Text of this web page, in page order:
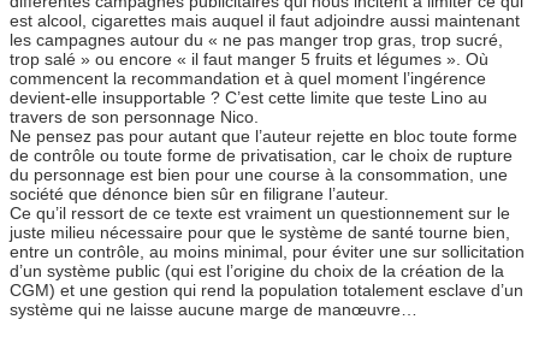
est alcool, cigarettes mais auquel il faut adjoindre aussi maintenant
les campagnes autour du « ne pas manger trop gras, trop sucré,
trop salé » ou encore « il faut manger 5 fruits et légumes ». Où
commencent la recommandation et à quel moment l’ingérence
devient-elle insupportable ? C’est cette limite que teste Lino au
travers de son personnage Nico.
Ne pensez pas pour autant que l’auteur rejette en bloc toute forme
de contrôle ou toute forme de privatisation, car le choix de rupture
du personnage est bien pour une course à la consommation, une
société que dénonce bien sûr en filigrane l’auteur.
Ce qu’il ressort de ce texte est vraiment un questionnement sur le
juste milieu nécessaire pour que le système de santé tourne bien,
entre un contrôle, au moins minimal, pour éviter une sur sollicitation
d’un système public (qui est l’origine du choix de la création de la
CGM) et une gestion qui rend la population totalement esclave d’un
système qui ne laisse aucune marge de manœuvre…